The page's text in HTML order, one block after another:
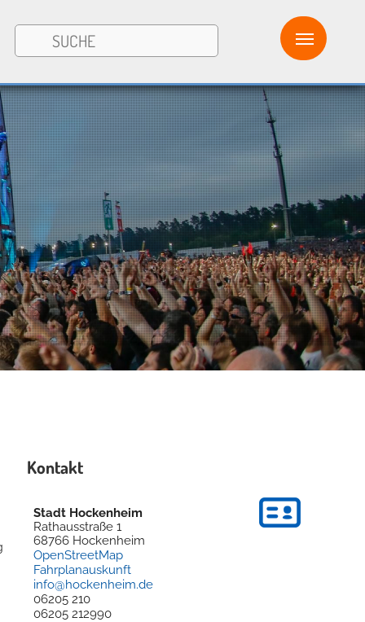
Kontakt
Stadt Hockenheim
Rathausstraße 1
68766 Hockenheim
OpenStreetMap
Fahrplanauskunft
info@hockenheim.de
06205 210
06205 212990